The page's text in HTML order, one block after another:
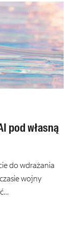
pod własną
do wdrażania
wojny